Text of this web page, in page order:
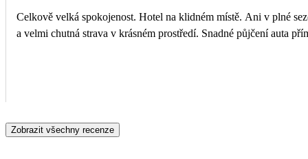
Celkově velká spokojenost. Hotel na klidném místě. Ani v plné
a velmi chutná strava v krásném prostředí. Snadné půjčení auta
Zobrazit všechny recenze